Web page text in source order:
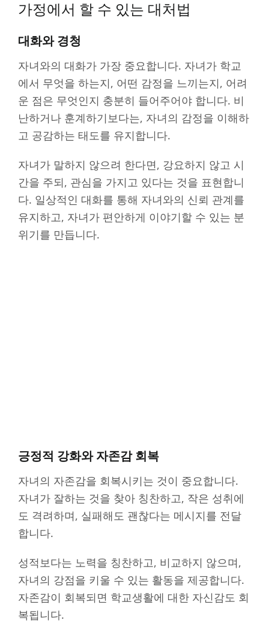
가정에서 할 수 있는 대처법
대화와 경청
자녀와의 대화가 가장 중요합니다. 자녀가 학교
에서 무엇을 하는지, 어떤 감정을 느끼는지, 어려
운 점은 무엇인지 충분히 들어주어야 합니다. 비
난하거나 훈계하기보다는, 자녀의 감정을 이해하
고 공감하는 태도를 유지합니다.
자녀가 말하지 않으려 한다면, 강요하지 않고 시
간을 주되, 관심을 가지고 있다는 것을 표현합니
다. 일상적인 대화를 통해 자녀와의 신뢰 관계를
유지하고, 자녀가 편안하게 이야기할 수 있는 분
위기를 만듭니다.
긍정적 강화와 자존감 회복
자녀의 자존감을 회복시키는 것이 중요합니다.
자녀가 잘하는 것을 찾아 칭찬하고, 작은 성취에
도 격려하며, 실패해도 괜찮다는 메시지를 전달
합니다.
성적보다는 노력을 칭찬하고, 비교하지 않으며,
자녀의 강점을 키울 수 있는 활동을 제공합니다.
자존감이 회복되면 학교생활에 대한 자신감도 회
복됩니다.